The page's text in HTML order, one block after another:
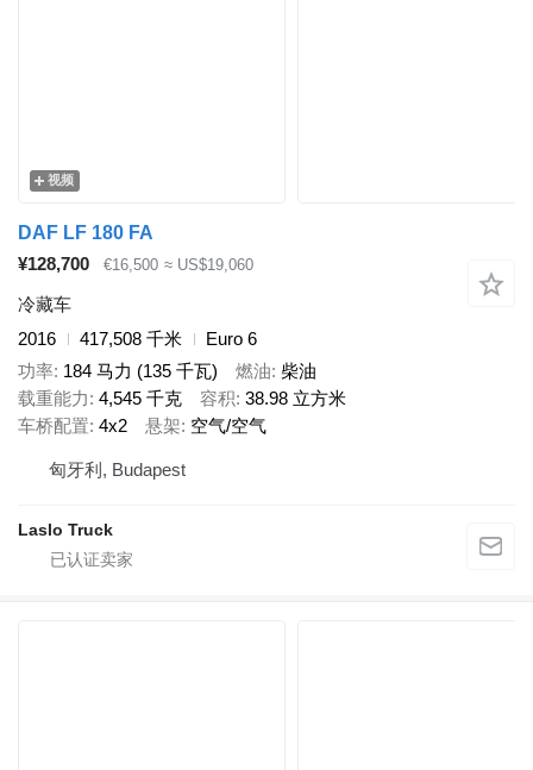
视频
DAF LF 180 FA
¥128,700
€16,500 ≈ US$19,060
冷藏车
2016
417,508 千米
Euro 6
功率 184 马力 (135 千瓦) 燃油 柴油
载重能力 4,545 千克 容积 38.98 立方米
车桥配置 4x2 悬架 空气/空气
匈牙利, Budapest
Laslo Truck